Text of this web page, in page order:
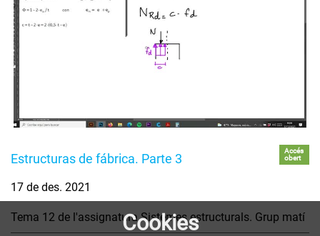
Estructuras de fábrica. Parte 3
Accés
obert
17 de des. 2021
Tema 12 de l'assignatura Sistemes estructurals. Grup matí
Cookies